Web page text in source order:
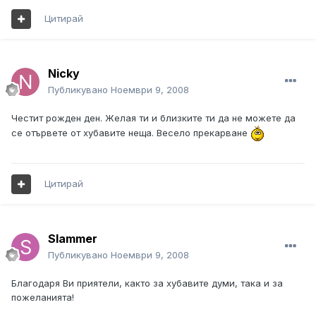
Цитирай
Nicky
Публикувано Ноември 9, 2008
Честит рожден ден. Желая ти и близките ти да не можете да
се отървете от хубавите неща. Весело прекарване
Цитирай
Slammer
Публикувано Ноември 9, 2008
Благодаря Ви приятели, както за хубавите думи, така и за
пожеланията!